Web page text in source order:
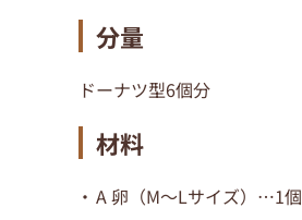
分量
ドーナツ型6個分
材料
A 卵（M〜Lサイズ）…1個